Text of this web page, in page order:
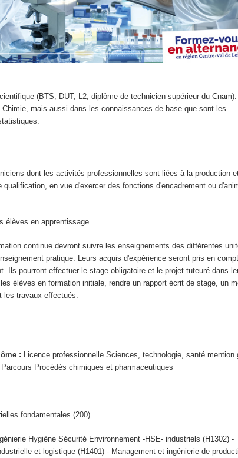
(BTS, DUT, L2, diplôme de technicien supérieur du Cnam).
mais aussi dans les connaissances de base que sont les
dont les activités professionnelles sont liées à la production
qualification, en vue d'exercer des fonctions d'encadrement ou
élèves en apprentissage.
continue devront suivre les enseignements des différentes
pratique. Leurs acquis d'expérience seront pris en
Ils pourront effectuer le stage obligatoire et le projet tuteuré dans
élèves en formation initiale, rendre un rapport écrit de stage, un
les travaux effectués.
: Licence professionnelle Sciences, technologie, santé mention
Procédés chimiques et pharmaceutiques
fondamentales (200)
Hygiène Sécurité Environnement -HSE- industriels (H1302) -
et logistique (H1401) - Management et ingénierie de